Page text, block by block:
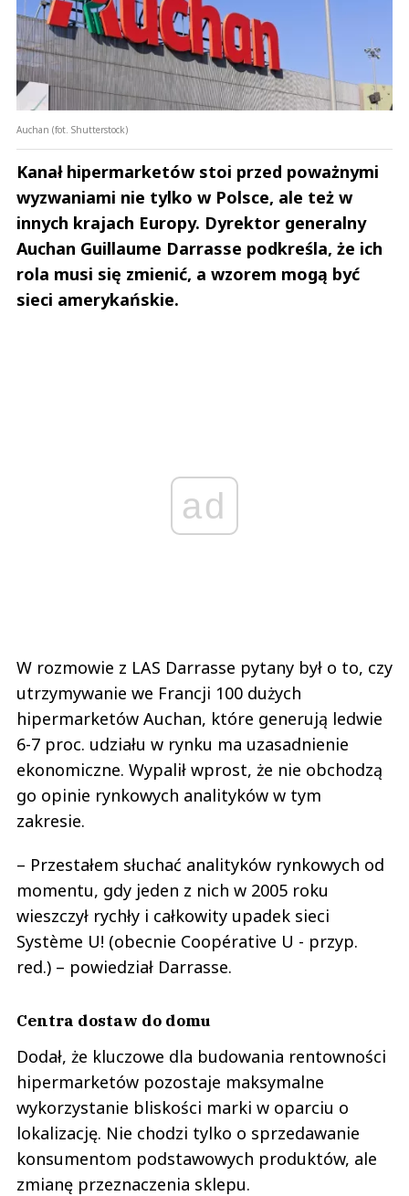
Auchan (fot. Shutterstock)
Kanał hipermarketów stoi przed poważnymi
wyzwaniami nie tylko w Polsce, ale też w
innych krajach Europy. Dyrektor generalny
Auchan Guillaume Darrasse podkreśla, że ich
rola musi się zmienić, a wzorem mogą być
sieci amerykańskie.
ad
W rozmowie z LAS Darrasse pytany był o to, czy
utrzymywanie we Francji 100 dużych
hipermarketów Auchan, które generują ledwie
6-7 proc. udziału w rynku ma uzasadnienie
ekonomiczne. Wypalił wprost, że nie obchodzą
go opinie rynkowych analityków w tym
zakresie.
– Przestałem słuchać analityków rynkowych od
momentu, gdy jeden z nich w 2005 roku
wieszczył rychły i całkowity upadek sieci
Système U! (obecnie Coopérative U - przyp.
red.) – powiedział Darrasse.
Centra dostaw do domu
Dodał, że kluczowe dla budowania rentowności
hipermarketów pozostaje maksymalne
wykorzystanie bliskości marki w oparciu o
lokalizację. Nie chodzi tylko o sprzedawanie
konsumentom podstawowych produktów, ale
zmianę przeznaczenia sklepu.